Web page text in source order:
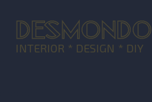
DESMONDO
INTERIOR * DESIGN * DIY